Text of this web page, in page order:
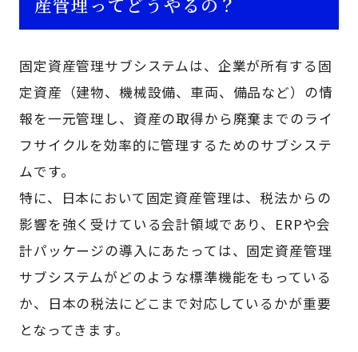
固定資産管理サブシステムは、企業が所有する固
定資産（建物、機械設備、車両、備品など）の情
報を一元管理し、資産の取得から廃棄までのライ
フサイクルを効率的に管理するためのサブシステ
ムです。
特に、日本において固定資産管理は、税法からの
影響を強く受けている会計領域であり、ERPや会
計パッケージの導入にあたっては、固定資産管理
サブシステムがどのような標準機能をもっている
か、日本の税法にどこまで対応しているかが重要
となってきます。